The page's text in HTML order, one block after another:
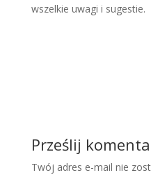
wszelkie uwagi i sugestie.
Prześlij
Twój adres e-mail nie